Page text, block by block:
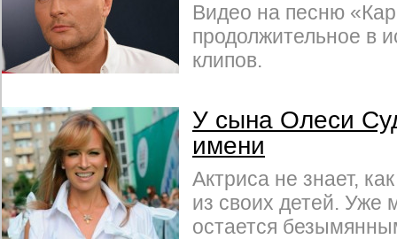
Видео на песню
продолжительное в
клипов.
У сына Олеси
имени
Актриса не знает,
из своих детей. Уже
остается